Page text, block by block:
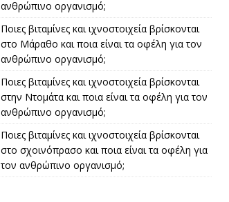
ανθρώπινο οργανισμό;
Ποιες βιταμίνες και ιχνοστοιχεία βρίσκονται
στο Μάραθο και ποια είναι τα οφέλη για τον
ανθρώπινο οργανισμό;
Ποιες βιταμίνες και ιχνοστοιχεία βρίσκονται
στην Ντομάτα και ποια είναι τα οφέλη για τον
ανθρώπινο οργανισμό;
Ποιες βιταμίνες και ιχνοστοιχεία βρίσκονται
στο σχοινόπρασο και ποια είναι τα οφέλη για
τον ανθρώπινο οργανισμό;